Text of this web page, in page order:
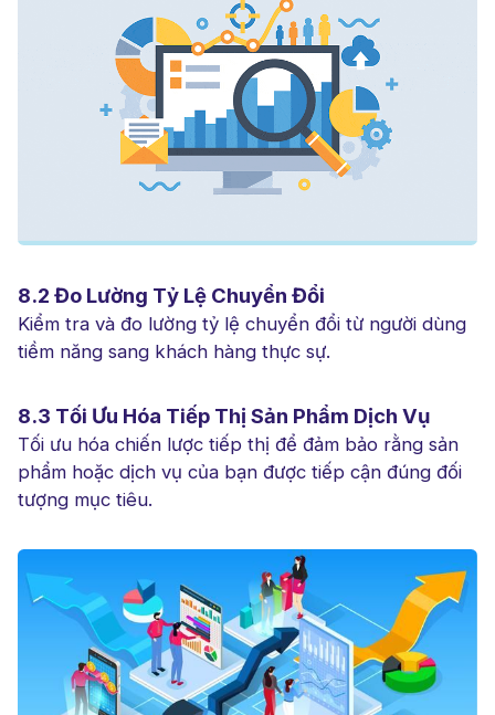
8.2 Đo Lường Tỷ Lệ Chuyển Đổi
Kiểm tra và đo lường tỷ lệ chuyển đổi từ người dùng
tiềm năng sang khách hàng thực sự.
8.3 Tối Ưu Hóa Tiếp Thị Sản Phẩm Dịch Vụ
Tối ưu hóa chiến lược tiếp thị để đảm bảo rằng sản
phẩm hoặc dịch vụ của bạn được tiếp cận đúng đối
tượng mục tiêu.